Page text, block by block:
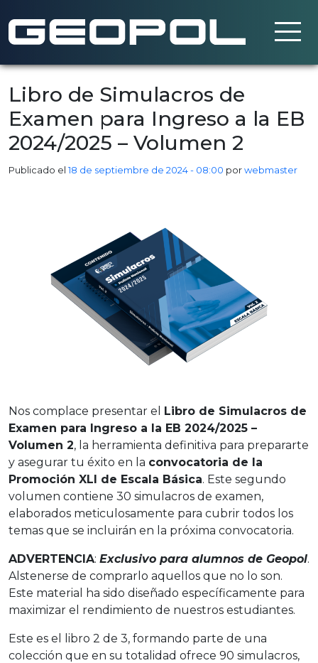
Saltar al contenido principal
Libro de Simulacros de
Examen para Ingreso a la EB
2024/2025 – Volumen 2
Publicado el18 de septiembre de 2024 - 08:00 porwebmaster
Nos complace presentar el Libro de Simulacros de
Examen para Ingreso a la EB 2024/2025 –
Volumen 2, la herramienta definitiva para prepararte
y asegurar tu éxito en la convocatoria de la
Promoción XLI de Escala Básica. Este segundo
volumen contiene 30 simulacros de examen,
elaborados meticulosamente para cubrir todos los
temas que se incluirán en la próxima convocatoria.
ADVERTENCIA: Exclusivo para alumnos de Geopol.
Alstenerse de comprarlo aquellos que no lo son.
Este material ha sido diseñado específicamente para
maximizar el rendimiento de nuestros estudiantes.
Este es el libro 2 de 3, formando parte de una
colección que en su totalidad ofrece 90 simulacros,